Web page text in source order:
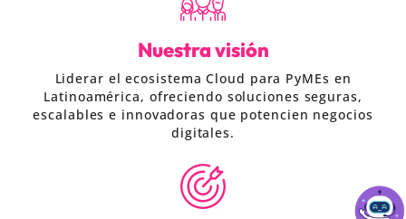
Nuestra visión
Liderar el ecosistema Cloud para PyMEs en
Latinoamérica, ofreciendo soluciones seguras,
escalables e innovadoras que potencien negocios
digitales.